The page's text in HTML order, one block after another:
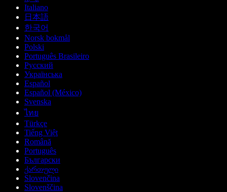
Italiano
日本語
한국어
Norsk bokmål
Polski
Português Brasileiro
Русский
Українська
Español
Español (México)
Svenska
ไทย
Türkçe
Tiếng Việt
Română
Português
Български
ქართული
Slovenčina
Slovenščina